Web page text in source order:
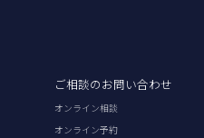
ご相談のお問い合わせ
オンライン相談
オンライン予約